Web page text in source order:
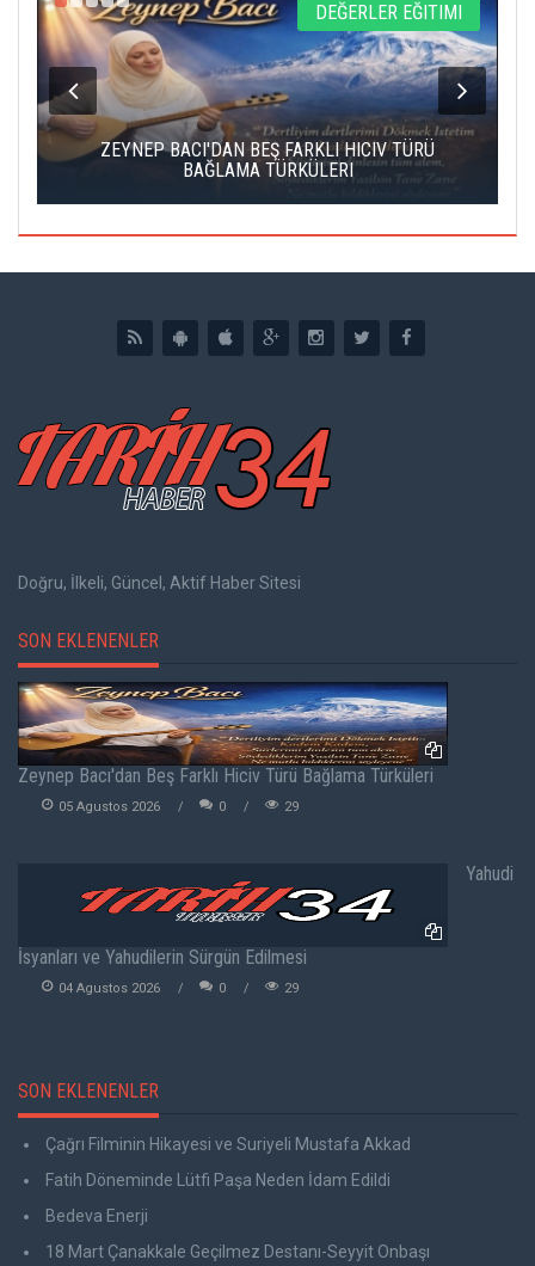
DEĞERLER EĞITIMI
ZEYNEP BACI'DAN BEŞ FARKLI HICIV TÜRÜ
BAĞLAMA TÜRKÜLERI
Doğru, İlkeli, Güncel, Aktif Haber Sitesi
SON EKLENENLER
Zeynep Bacı'dan Beş Farklı Hiciv Türü Bağlama Türküleri
05 Agustos 2026 0 29
Yahudi
İsyanları ve Yahudilerin Sürgün Edilmesi
04 Agustos 2026 0 29
SON EKLENENLER
Çağrı Filminin Hikayesi ve Suriyeli Mustafa Akkad
Fatih Döneminde Lütfi Paşa Neden İdam Edildi
Bedeva Enerji
18 Mart Çanakkale Geçilmez Destanı-Seyyit Onbaşı